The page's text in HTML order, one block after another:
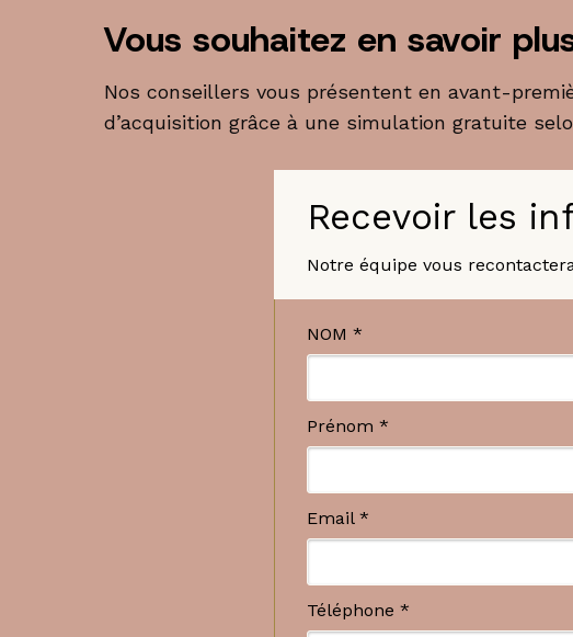
Vous souhaitez en savoir
Nos conseillers vous présentent en avant-
d’acquisition grâce à une simulation gratuite
Recevoir les
Notre équipe vous
NOM *
Prénom *
Email *
Téléphone *